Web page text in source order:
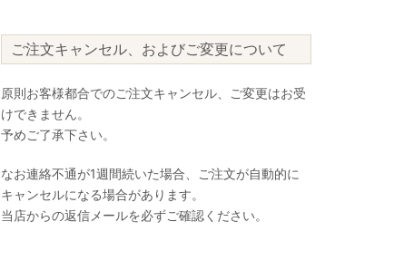
ご注文キャンセル、およびご変更について
原則お客様都合でのご注文キャンセル、ご変更はお受
けできません。
予めご了承下さい。
なお連絡不通が1週間続いた場合、ご注文が自動的に
キャンセルになる場合があります。
当店からの返信メールを必ずご確認ください。